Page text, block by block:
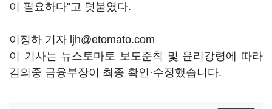
이 필요하다"고 덧붙였다.
이정하 기자 ljh@etomato.com
이 기사는 뉴스토마토 보도준칙 및 윤리강령에 따라
김의중 금융부장이 최종 확인·수정했습니다.